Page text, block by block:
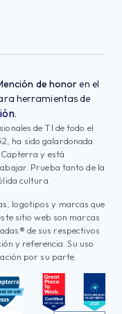
de honor en el
herramientas de
.
de TI de todo el
ha sido galardonada
y está
Prueba tanto de la
cultura.
logotipos y marcas que
sitio web son marcas
de sus respectivos
y referencia. Su uso
por su parte.